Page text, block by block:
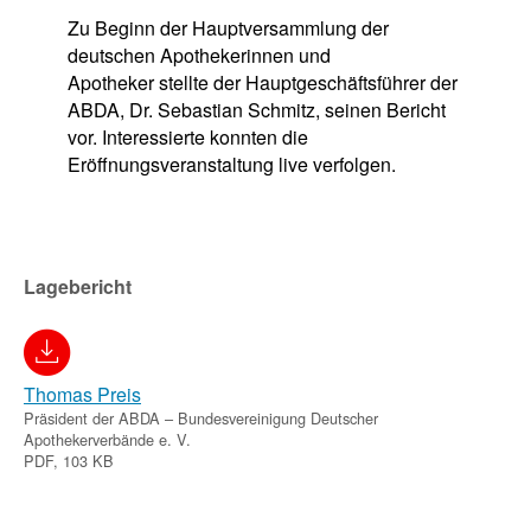
Zu Beginn der Hauptversammlung der
deutschen Apothekerinnen und
Apotheker stellte der Hauptgeschäftsführer der
ABDA, Dr. Sebastian Schmitz, seinen Bericht
vor. Interessierte konnten die
Eröffnungsveranstaltung live verfolgen.
Lagebericht
Thomas Preis
Präsident der ABDA – Bundesvereinigung Deutscher
Apothekerverbände e. V.
PDF, 103 KB